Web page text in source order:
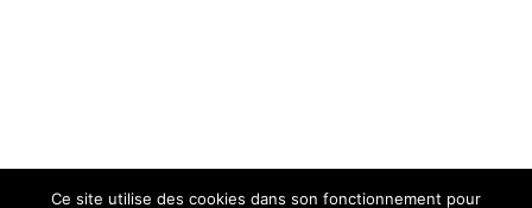
Ce site utilise des cookies dans son fonctionnement pour